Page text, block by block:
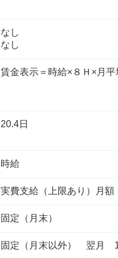
なし
なし
賃金表示＝時給×８Ｈ×月平
20.4日
時給
実費支給（上限あり）月
固定（月末）
固定（月末以外） 翌月